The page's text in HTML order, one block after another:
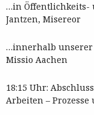
…in Öffentlichkeits-
Jantzen, Misereor
…innerhalb unserer
Missio Aachen
18:15 Uhr:
Arbeiten –